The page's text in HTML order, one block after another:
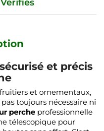
et précis
et ornementaux,
toujours nécessaire ni
perche professionnelle
télescopique pour